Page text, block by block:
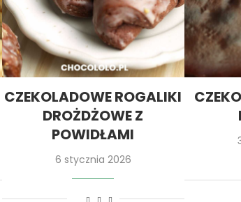
CZEKOLADOWE ROGALIKI
DROŻDŻOWE Z
POWIDŁAMI
6 stycznia 2026